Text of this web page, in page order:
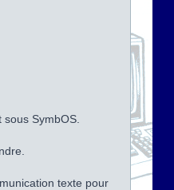
SymbOS.
texte pour